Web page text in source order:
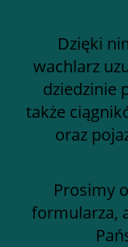
Dzięki
wachlarz
dziedzinie
także
oraz
Prosimy
formularza,